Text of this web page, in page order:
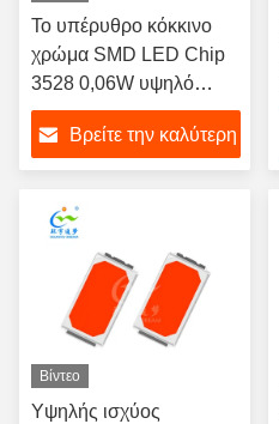
Το υπέρυθρο κόκκινο
χρώμα SMD LED Chip
3528 0,06W υψηλό
άνοιγμα κύπελλου
μπορεί να
χρησιμοποιηθεί ως
χρώμα LED Chip για
θεραπευτικό φως και
φωτισμό αυτοκινήτων
Βρείτε την καλύτερη
Βίντεο
Υψηλής ισχύος